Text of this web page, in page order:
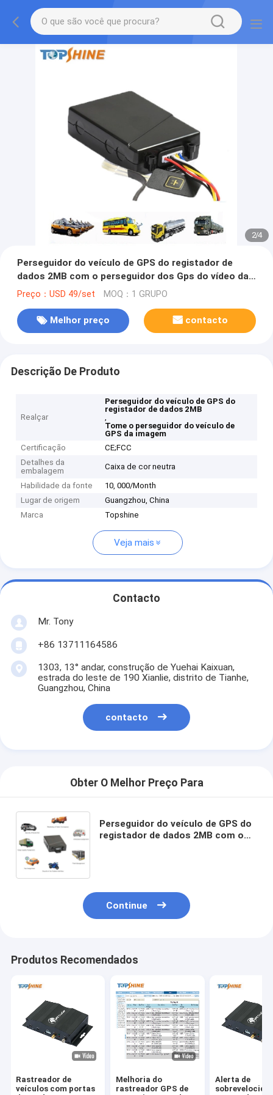
2/4
Perseguidor do veículo de GPS do registador de
dados 2MB com o perseguidor dos Gps do vídeo da
câmera e do carro da imagem da tomada
Preço：USD 49/set MOQ：1 GRUPO
Melhor preço contacto
Descrição De Produto
Realçar
Perseguidor do veículo de GPS do
registador de dados 2MB
,
Tome o perseguidor do veículo de
GPS da imagem
Certificação
CE;FCC
Detalhes da
embalagem
Caixa de cor neutra
Habilidade da fonte
10, 000/Month
Lugar de origem
Guangzhou, China
Marca
Topshine
Veja mais
Contacto
Mr. Tony
+86 13711164586
1303, 13° andar, construção de Yuehai Kaixuan,
estrada do leste de 190 Xianlie, distrito de Tianhe,
Guangzhou, China
contacto
Obter O Melhor Preço Para
Perseguidor do veículo de GPS do
registador de dados 2MB com o
Continue
Produtos Recomendados
Rastreador de
veículos com portas
Melhoria do
rastreador GPS de
Alerta de